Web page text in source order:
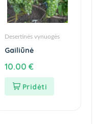
Desertinės vynuogės
Gailiūnė
10.00 €